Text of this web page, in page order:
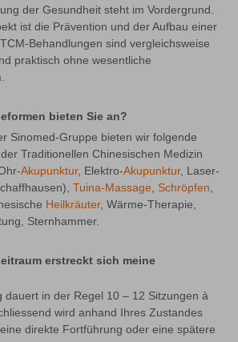
der Gesundheit steht im Vordergrund.
ist die Prävention und der Aufbau einer
Behandlungen sind vergleichsweise
praktisch ohne wesentliche
bieten Sie an?
Sinomed-Gruppe bieten wir folgende
Traditionellen Chinesischen Medizin
Akupunktur, Elektro-Akupunktur, Laser-
Tuina-Massage Schröpfen
Heilkräuter, Wärme-Therapie,
Sternhammer.
erstreckt sich meine
dauert in der Regel 10 – 12 Sitzungen à
wird anhand Ihres Zustandes
direkte Fortführung oder eine spätere